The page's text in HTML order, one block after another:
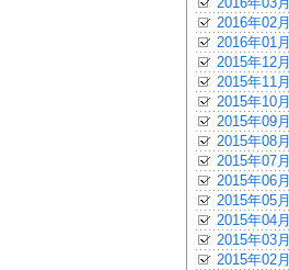
2016年02月
2016年01月
2015年12月
2015年11月
2015年10月
2015年09月
2015年08月
2015年07月
2015年06月
2015年05月
2015年04月
2015年03月
2015年02月